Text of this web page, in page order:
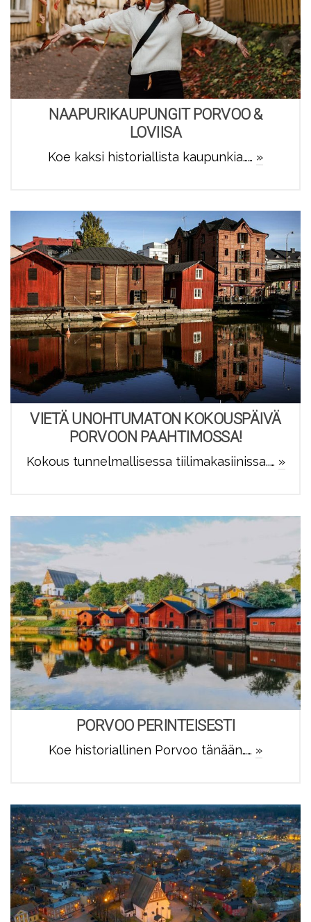
NAAPURIKAUPUNGIT PORVOO &
LOVIISA
Koe kaksi historiallista kaupunkia…… »
VIETÄ UNOHTUMATON KOKOUSPÄIVÄ
PORVOON PAAHTIMOSSA!
Kokous tunnelmallisessa tiilimakasiinissa..… »
PORVOO PERINTEISESTI
Koe historiallinen Porvoo tänään…… »